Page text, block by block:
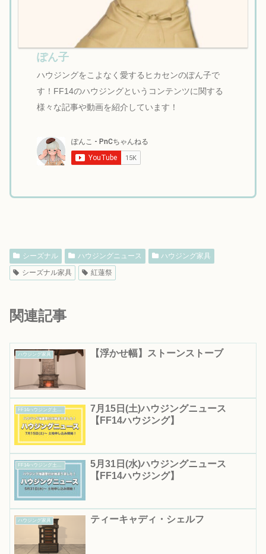
ぽん子
ハウジングをこよなく愛するヒカセンのぽん子で
す！FF14のハウジングというコンテンツに関する
様々な記事や動画を紹介しています！
シーズナル ハウジングニュース
ハウジング家具
シーズナル家具
紅蓮祭
関連記事
ハウジング家具 【浮かせ幅】ストーンストーブ
7月15日(土)ハウジングニュース
【FF14ハウジング】
5月31日(水)ハウジングニュース
【FF14ハウジング】
ハウジング家具 ティーキャディ・シェルフ